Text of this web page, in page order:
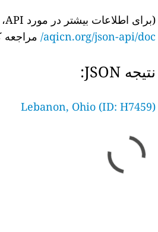
(برای اطلاعات بیشتر در مورد API، به
aqicn.org/json-api/doc/ مراجعه
نتیجه JSON:
Lebanon, Ohio (ID: H7459)